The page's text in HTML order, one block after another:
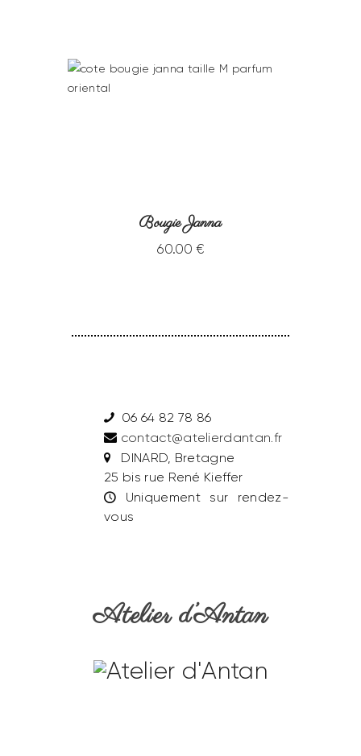
Bougie Janna
60.00 €
06 64 82 78 86
contact@atelierdantan.fr
DINARD, Bretagne
25 bis rue René Kieffer
Uniquement sur rendez-
vous
Atelier d’Antan